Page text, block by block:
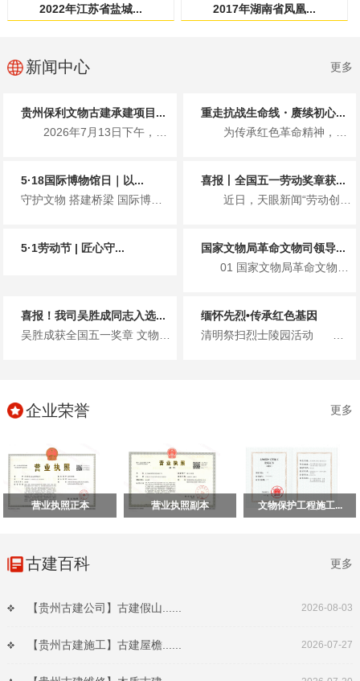
2022年江苏省盐城... 2017年湖南省凤凰...
新闻中心 更多
贵州保利文物古建承建项目...
2026年7月13日下午，国家文物局革命文物司、贵州省文化和旅游厅...
重走抗战生命线・赓续初心...
为传承红色革命精神，7月1日，贵州保利文物古建有限公司党支部携手北...
5·18国际博物馆日｜以...
守护文物 搭建桥梁 国际博物馆日主题宣传 2026年5月18日...
喜报丨全国五一劳动奖章获...
近日，天眼新闻“劳动创造幸福 奋斗赢得未来”专栏重磅报道了全国五一...
5·1劳动节 | 匠心守...
国家文物局革命文物司领导...
01 国家文物局革命文物司领导一行莅临遵义会议会址保护修缮项目检查指导工作 ...
喜报！我司吴胜成同志入选...
吴胜成获全国五一奖章 文物修复工匠典范 贵州保利文物古建有限公...
缅怀先烈•传承红色基因
清明祭扫烈士陵园活动 清明将至，保利文物党支部联合多方党支部开展主题党日活...
企业荣誉 更多
营业执照正本 营业执照副本 文物保护工程施工...
古建百科 更多
【贵州古建公司】古建假山...... 2026-08-03
【贵州古建施工】古建屋檐...... 2026-07-27